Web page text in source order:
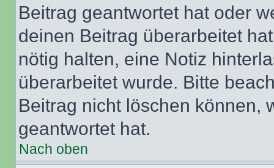
Beitrag geantwortet hat oder
deinen Beitrag überarbeitet
nötig halten, eine Notiz
überarbeitet wurde. Bitte
Beitrag nicht löschen können,
geantwortet hat.
Nach oben